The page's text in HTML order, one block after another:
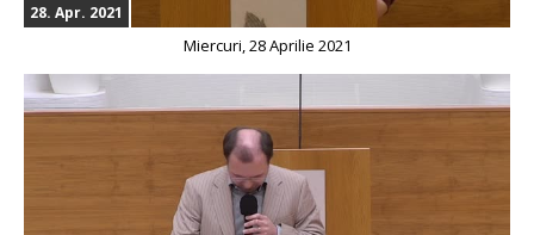
28. Apr. 2021
Miercuri, 28 Aprilie 2021